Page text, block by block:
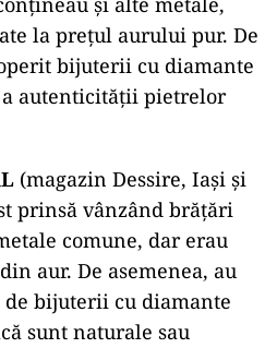
la prețul aurului pur. De
bijuterii cu diamante
autenticității pietrelor
(magazin Dessire, Iași și
prinsă vânzând brățări
comune, dar erau
aur. De asemenea, au
bijuterii cu diamante
sunt naturale sau